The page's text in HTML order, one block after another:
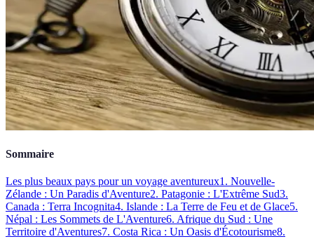
Sommaire
Les plus beaux pays pour un voyage aventureux1. Nouvelle-
Zélande : Un Paradis d'Aventure2. Patagonie : L'Extrême Sud3.
Canada : Terra Incognita4. Islande : La Terre de Feu et de Glace5.
Népal : Les Sommets de L'Aventure6. Afrique du Sud : Une
Territoire d'Aventures7. Costa Rica : Un Oasis d'Écotourisme8.